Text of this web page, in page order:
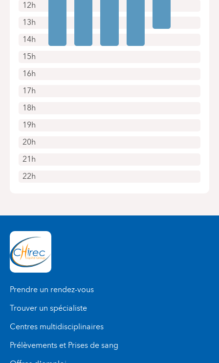
12h
13h
14h
15h
16h
17h
18h
19h
20h
21h
22h
Prendre un rendez-vous
Trouver un spécialiste
Centres multidisciplinaires
Prélèvements et Prises de sang